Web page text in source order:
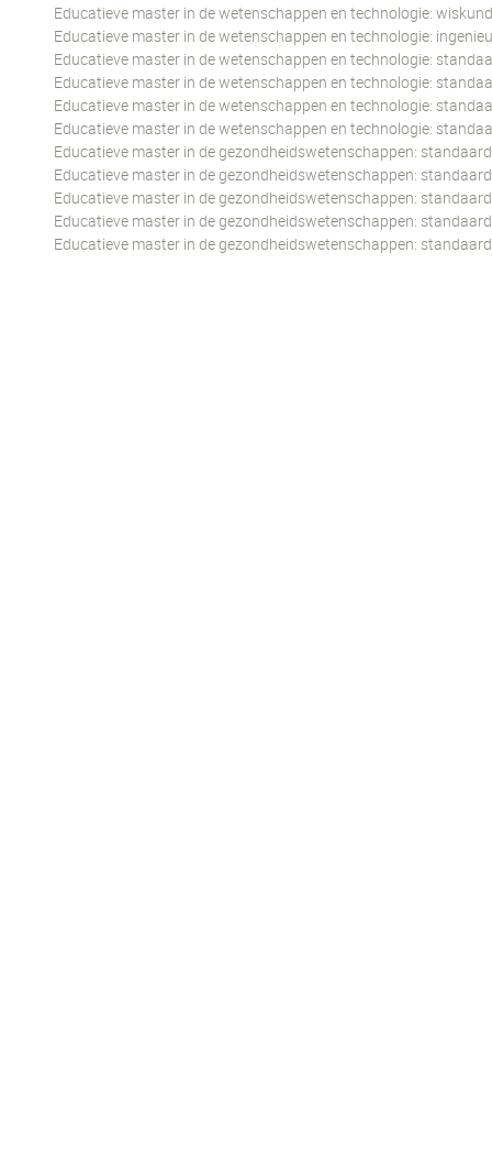
Educatieve master in de wetenschappen en technologie:
Educatieve master in de wetenschappen en technologie:
Educatieve master in de wetenschappen en technologie:
Educatieve master in de wetenschappen en technologie:
Educatieve master in de wetenschappen en technologie:
Educatieve master in de wetenschappen en technologie:
Educatieve master in de gezondheidswetenschappen:
Educatieve master in de gezondheidswetenschappen:
Educatieve master in de gezondheidswetenschappen:
Educatieve master in de gezondheidswetenschappen:
Educatieve master in de gezondheidswetenschappen: